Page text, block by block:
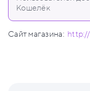
Кошелёк
Сайт магазина: